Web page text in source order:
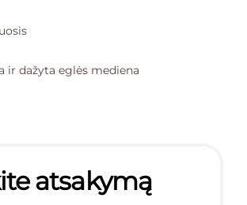
ir dažyta eglės mediena
atsakymą